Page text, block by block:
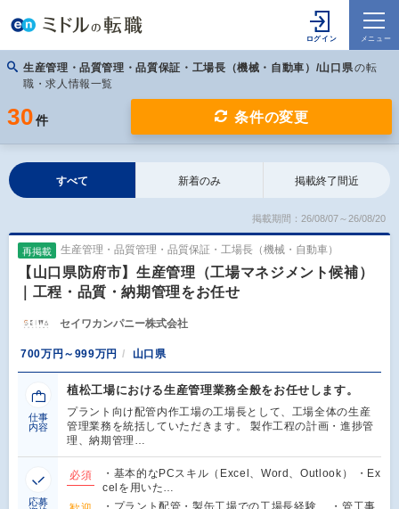
生産管理・品質管理・品質保証・工場長（機械・自動車）/山口県の転
職・求人情報一覧
30 件 条件の変更
すべて 新着のみ 掲載終了間近
掲載期間：26/08/07～26/08/20
再掲載 生産管理・品質管理・品質保証・工場長（機械・自動車）
【山口県防府市】生産管理（工場マネジメント候補）
｜工程・品質・納期管理をお任せ
セイワカンパニー株式会社
700万円～999万円 山口県
仕事
内容
植松工場における生産管理業務全般をお任せします。
プラント向け配管内作工場の工場長として、工場全体の生産
管理業務を統括していただきます。 製作工程の計画・進捗管
理、納期管理…
応募
必須
・基本的なPCスキル（Excel、Word、Outlook） ・Ex
celを用いた…
・プラント配管・製缶工場での工場長経験 ・管工事